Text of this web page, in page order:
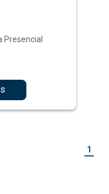
Presencial
1